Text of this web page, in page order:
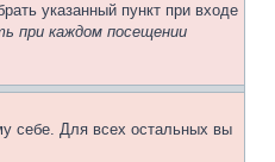
указанный пункт при входе
при каждом посещении
себе. Для всех остальных вы